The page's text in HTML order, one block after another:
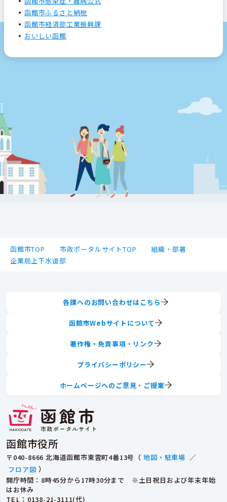
函館市ふるさと納税
函館市経済部工業振興課
おいしい函館
函館市TOP 市政ポータルサイトTOP
組織・部署
企業局上下水道部
函館市役所
〒040-8666 北海道函館市東雲町4番13号（ 地図・駐車場 ／
フロア図 ）
開庁時間：8時45分から17時30分まで ※土日祝日および年末年始
はお休み
TEL ：0138-21-3111(代)
各課へのお問い合わせはこちら
函館市Webサイトについて
著作権・免責事項・リンク
プライバシーポリシー
ホームページへのご意見・ご提案